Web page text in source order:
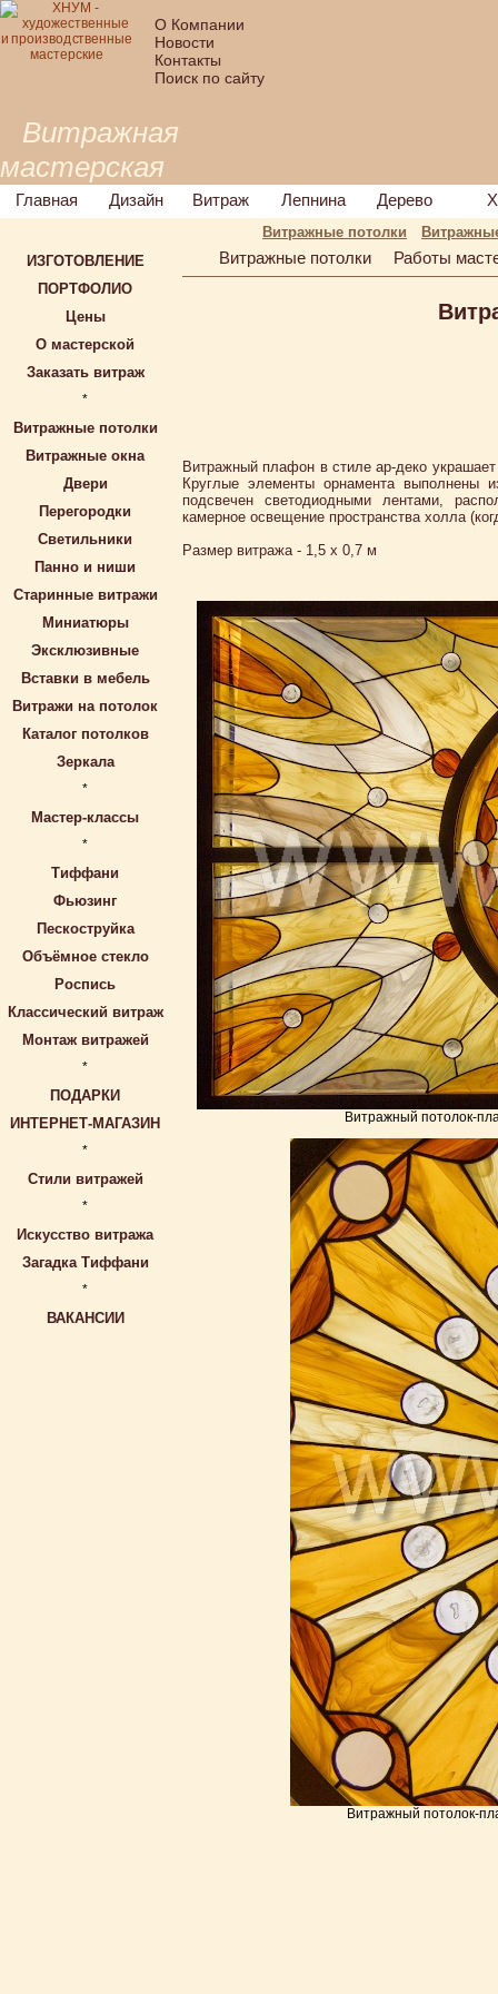
О Компании
Новости
Контакты
Поиск по сайту
Витражная
мастерская
Главная Дизайн Витраж Лепнина Дерево
Витражные потолки
ИЗГОТОВЛЕНИЕ
ПОРТФОЛИО
Цены
О мастерской
Заказать витраж
*
Витражные потолки
Витражные окна
Двери
Перегородки
Светильники
Панно и ниши
Старинные витражи
Миниатюры
Эксклюзивные
Вставки в мебель
Витражи на потолок
Каталог потолков
Зеркала
*
Мастер-классы
*
Тиффани
Фьюзинг
Пескоструйка
Объёмное стекло
Роспись
Классический витраж
Монтаж витражей
*
ПОДАРКИ
ИНТЕРНЕТ-МАГАЗИН
*
Стили витражей
*
Искусство витража
Загадка Тиффани
*
ВАКАНСИИ
Витражные потолки Работы
Витражный плафон в стиле ар-деко
Круглые элементы орнамента выполнены
подсвечен светодиодными лентами,
камерное освещение пространства холла
Размер витража - 1,5 х 0,7 м
Витражный потолок-
Витражный потолок-